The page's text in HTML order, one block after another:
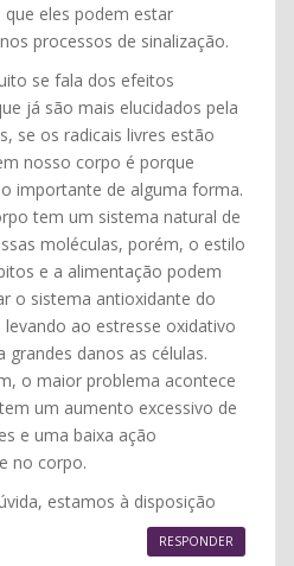
eles podem estar
processos de sinalização.
se fala dos efeitos
já são mais elucidados pela
se os radicais livres estão
nosso corpo é porque
importante de alguma forma.
tem um sistema natural de
moléculas, porém, o estilo
e a alimentação podem
o sistema antioxidante do
ao estresse oxidativo
grandes danos as células.
o maior problema acontece
um aumento excessivo de
e uma baixa ação
no corpo.
estamos à disposição
RESPONDER